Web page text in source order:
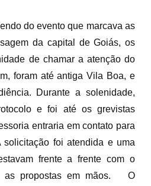
do evento que marcava as
da capital de Goiás, os
de chamar a atenção do
foram até antiga Vila Boa, e
Durante a solenidade,
e foi até os grevistas
entraria em contato para
solicitação foi atendida e uma
frente a frente com o
as propostas em mãos. O